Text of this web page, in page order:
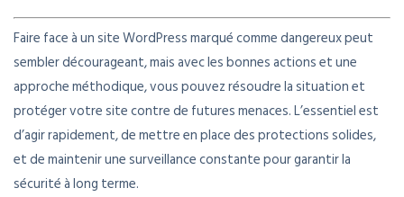
Faire face à un site WordPress marqué comme dangereux peut
sembler décourageant, mais avec les bonnes actions et une
approche méthodique, vous pouvez résoudre la situation et
protéger votre site contre de futures menaces. L’essentiel est
d’agir rapidement, de mettre en place des protections solides,
et de maintenir une surveillance constante pour garantir la
sécurité à long terme.